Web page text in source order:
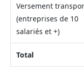
Versement
(entreprises de 10
salariés et +)
Total